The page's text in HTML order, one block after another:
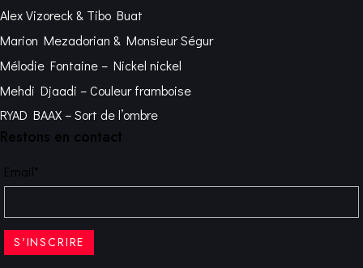
Alex Vizoreck & Tibo Buat
Marion Mezadorian & Monsieur Ségur
Mélodie Fontaine – Nickel nickel
Mehdi Djaadi – Couleur framboise
RYAD BAAX – Sort de l’ombre
Restons en contact
Email*